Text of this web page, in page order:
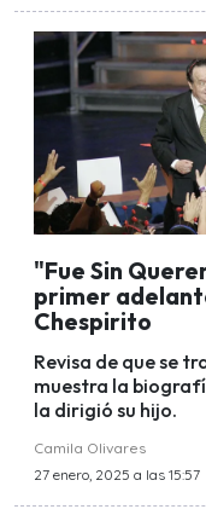
"Fue Sin
primer
Chespirito
Revisa de que se
muestra la
la dirigió su hijo.
Camila Olivares
27 enero, 2025 a las 15:57